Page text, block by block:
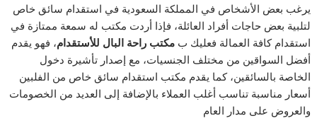
يرغب بعض الأشخاص في المملكة السعودية في استقدام سائق خاص
لتلبية بعض حاجات أفراد العائلة، فإذا أردت مكتب له سمعة ممتازة في
استقدام كافة العمالة فعليك بمكتب راحة البال للأستقدام، فهو يقدم
أفضل السواقين من مختلف الجنسيات، مع إصدار تأشيرة دخول
الخاصة بالسائقين، كما يقدم مكتب استقدام سائق خاص من الفلبين
أسعار مناسبة تناسب أغلب العملاء بالإضافة إلى العديد من الخصومات
والعروض على مدار العام